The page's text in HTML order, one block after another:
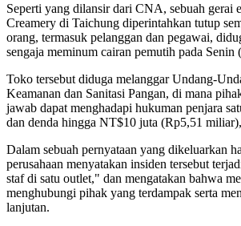
Seperti yang dilansir dari CNA, sebuah gerai
Creamery di Taichung diperintahkan tutup
orang, termasuk pelanggan dan pegawai,
sengaja meminum cairan pemutih pada Senin
Toko tersebut diduga melanggar Undang-
Keamanan dan Sanitasi Pangan, di mana
jawab dapat menghadapi hukuman penjara
dan denda hingga NT$10 juta (Rp5,51
Dalam sebuah pernyataan yang dikeluarkan
perusahaan menyatakan insiden tersebut
staf di satu outlet," dan mengatakan bahwa
menghubungi pihak yang terdampak serta
lanjutan.